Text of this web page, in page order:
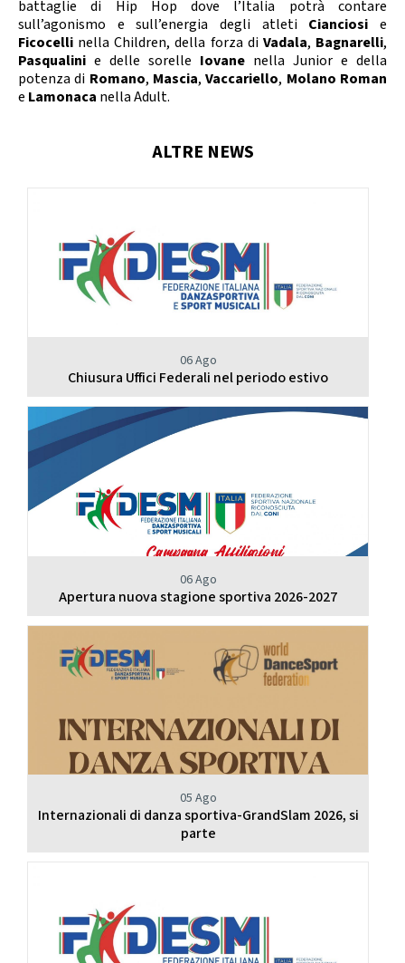
battaglie di Hip Hop dove l’Italia potrà contare
sull’agonismo e sull’energia degli atleti Cianciosi e
Ficocelli nella Children, della forza di Vadala, Bagnarelli,
Pasqualini e delle sorelle Iovane nella Junior e della
potenza di Romano, Mascia,Vaccariello, Molano Roman
e Lamonaca nella Adult.
ALTRE NEWS
06 Ago
Chiusura Uffici Federali nel periodo estivo
06 Ago
Apertura nuova stagione sportiva 2026-2027
05 Ago
Internazionali di danza sportiva-GrandSlam 2026, si
parte